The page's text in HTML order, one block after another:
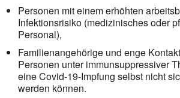
Personen mit einem erhöhten
Infektionsrisiko (medizinisches oder
Personal),
Familienangehörige und enge
Personen unter immunsuppressiver
eine Covid-19-Impfung selbst nicht
werden können.